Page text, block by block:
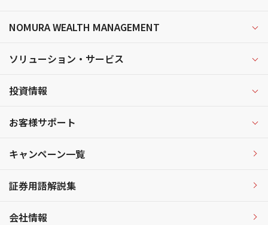
NOMURA WEALTH MANAGEMENT
ソリューション・サービス
投資情報
お客様サポート
キャンペーン一覧
証券用語解説集
会社情報